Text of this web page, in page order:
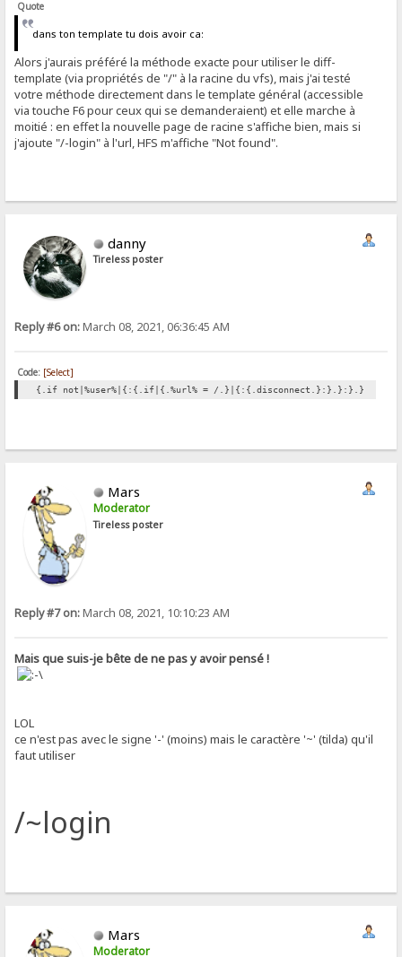
Quote
dans ton template tu dois avoir ca:
Alors j'aurais préféré la méthode exacte pour utiliser le diff-
template (via propriétés de "/" à la racine du vfs), mais j'ai testé
votre méthode directement dans le template général (accessible
via touche F6 pour ceux qui se demanderaient) et elle marche à
moitié : en effet la nouvelle page de racine s'affiche bien, mais si
j'ajoute "/-login" à l'url, HFS m'affiche "Not found".
danny
Tireless poster
Reply #6 on:March 08, 2021, 06:36:45 AM
Code: [Select]
{.if not|%user%|{:{.if|{.%url% = /.}|{:{.disconnect.}:}.}:}.}
Mars
Moderator
Tireless poster
Reply #7 on:March 08, 2021, 10:10:23 AM
Mais que suis-je bête de ne pas y avoir pensé !
LOL
ce n'est pas avec le signe '-' (moins) mais le caractère '~' (tilda) qu'il
faut utiliser
/~login
Mars
Moderator